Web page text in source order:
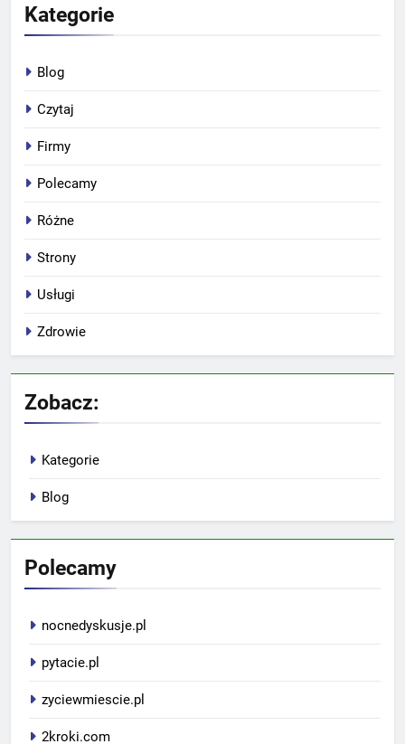
Kategorie
Blog
Czytaj
Firmy
Polecamy
Różne
Strony
Usługi
Zdrowie
Zobacz:
Kategorie
Blog
Polecamy
nocnedyskusje.pl
pytacie.pl
zyciewmiescie.pl
2kroki.com